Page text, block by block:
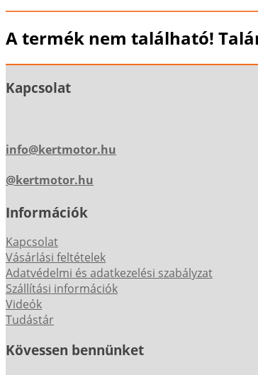
A termék nem található!
Kapcsolat
info@kertmotor.hu
@kertmotor.hu
Információk
Kapcsolat
Vásárlási feltételek
Adatvédelmi és adatkezelési szabályzat
Szállítási információk
Videók
Tudástár
Kövessen bennünket